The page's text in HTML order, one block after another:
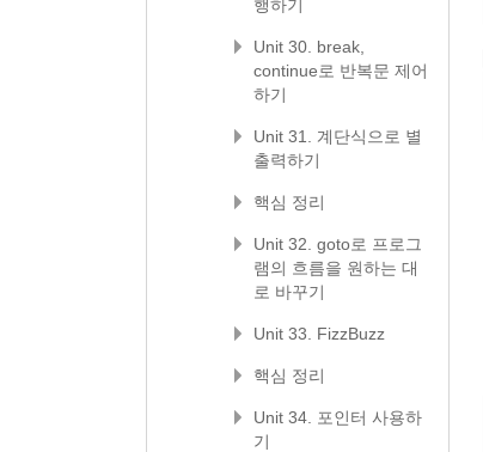
행하기
Unit 30. break,
continue로 반복문 제어
하기
Unit 31. 계단식으로 별
출력하기
핵심 정리
Unit 32. goto로 프로그
램의 흐름을 원하는 대
로 바꾸기
Unit 33. FizzBuzz
핵심 정리
Unit 34. 포인터 사용하
기